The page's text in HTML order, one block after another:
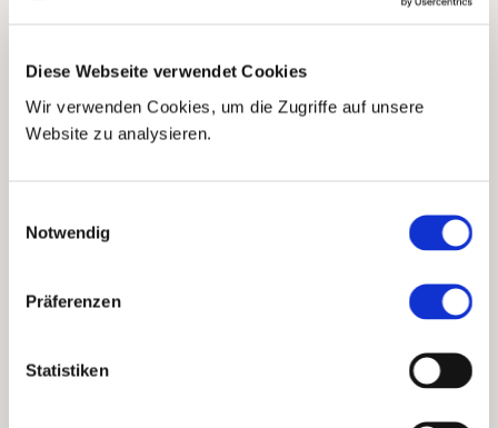
Diese Webseite verwendet Cookies
Wir verwenden Cookies, um die Zugriffe auf unsere
Website zu analysieren.
Notwendig
Präferenzen
Statistiken
Ähnlich verhält es sich bei der
dass etwas getan wird, werden
immer mehr Gesetze erschaffen,